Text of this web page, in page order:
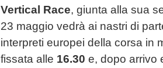
Vertical Race, giunta alla sua
23 maggio vedrà ai nastri di
interpreti europei della corsa in
fissata alle 16.30 e, dopo arrivo